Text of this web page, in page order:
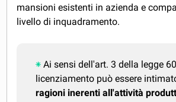
mansioni esistenti in azienda e
livello di inquadramento.
Ai sensi dell'art. 3 della legge
licenziamento può essere
ragioni inerenti all'attività